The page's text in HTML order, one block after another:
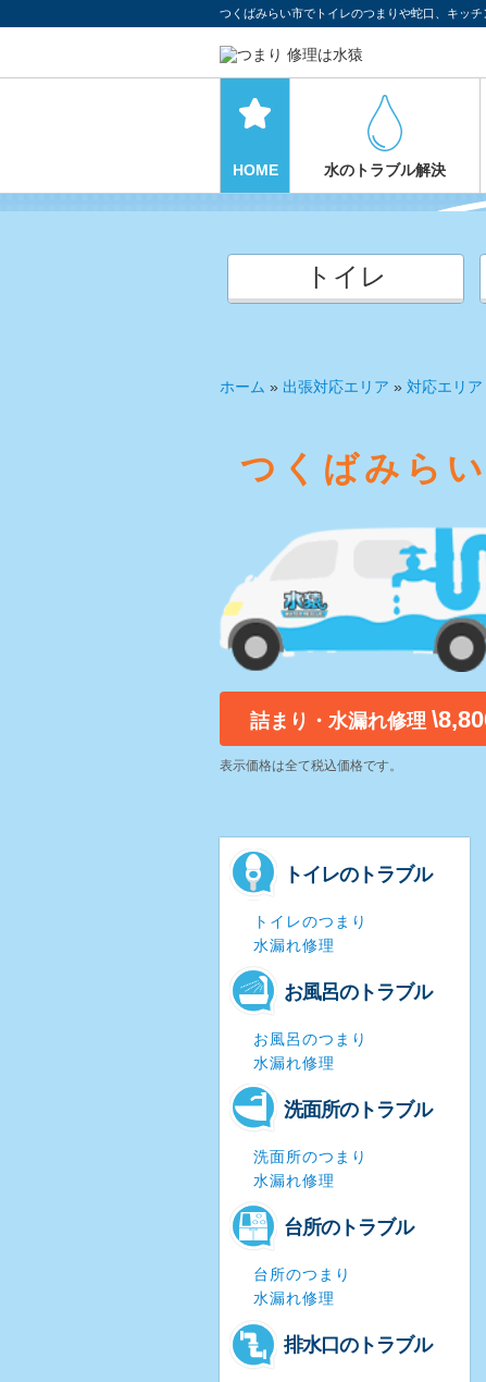
つくばみらい市でトイレのつまりや蛇口、キッ
HOME 水のトラブル解決
トイレ
ホーム » 出張対応エリア » 対応エリア
つくばみら
詰まり・水漏れ修理
表示価格は全て税込価格です。
トイレのトラブル
トイレのつまり
水漏れ修理
お風呂のトラブル
お風呂のつまり
水漏れ修理
洗面所のトラブル
洗面所のつまり
水漏れ修理
台所のトラブル
台所のつまり
水漏れ修理
排水口のトラブル